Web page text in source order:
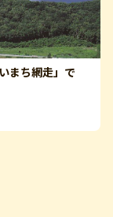
まち網走」で